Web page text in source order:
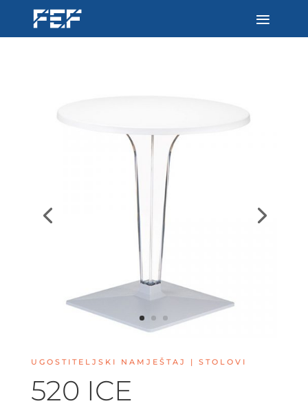
UGOSTITELJSKI NAMJEŠTAJ | STOLOVI
520 ICE